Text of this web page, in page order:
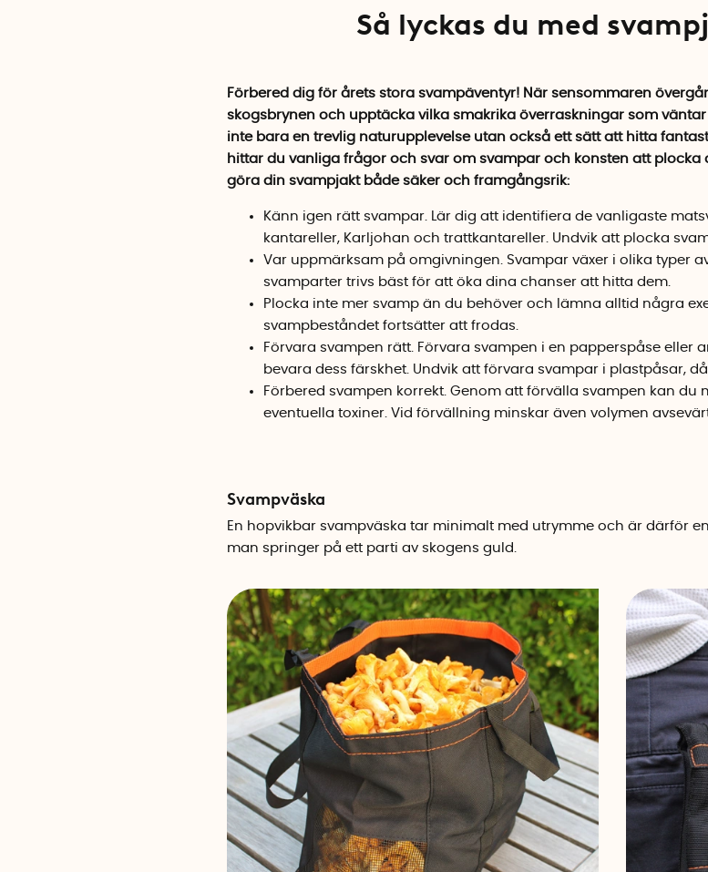
Så lyckas du med
Förbered dig för årets stora svampäventyr! När sensommaren
skogsbrynen och upptäcka vilka smakrika överraskningar som
inte bara en trevlig naturupplevelse utan också ett sätt att hitta
hittar du vanliga frågor och svar om svampar och konsten att
göra din svampjakt både säker och framgångsrik:
Känn igen rätt svampar. Lär dig att identifiera de vanligaste
kantareller, Karljohan och trattkantareller. Undvik att plocka
Var uppmärksam på omgivningen. Svampar växer i olika typer
svamparter trivs bäst för att öka dina chanser att hitta dem.
Plocka inte mer svamp än du behöver och lämna alltid några
svampbeståndet fortsätter att frodas.
Förvara svampen rätt. Förvara svampen i en papperspåse eller
bevara dess färskhet. Undvik att förvara svampar i plastpåsar,
Förbered svampen korrekt. Genom att förvälla svampen kan du
eventuella toxiner. Vid förvällning minskar även volymen
Svampväska
En hopvikbar svampväska tar minimalt med utrymme och är därför
man springer på ett parti av skogens guld.